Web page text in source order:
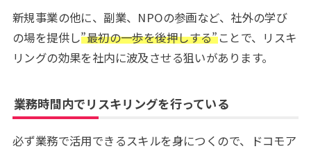
新規事業の他に、副業、NPOの参画など、社外の学び
の場を提供し”最初の一歩を後押しする”ことで、リスキ
リングの効果を社内に波及させる狙いがあります。
業務時間内でリスキリングを行っている
必ず業務で活用できるスキルを身につくので、ドコモア